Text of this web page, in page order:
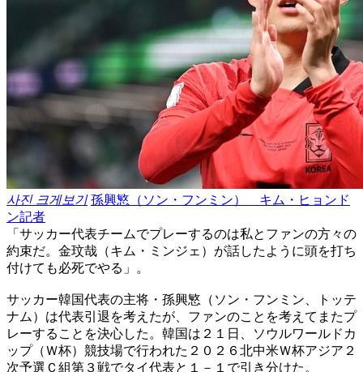
사진 크게보기 孫興慜（ソン・フンミン） キム・ヒョンド
ン記者
「サッカー代表チームでプレーするのは私とファンの方々の
約束だ。金玟哉（キム・ミンジェ）が話したように頭を打ち
付けても必死でやる」。
サッカー韓国代表の主将・孫興慜（ソン・フンミン、トッテ
ナム）は代表引退を考えたが、ファンのことを考えてまたプ
レーすることを決心した。韓国は２１日、ソウルワールドカ
ップ（Ｗ杯）競技場で行われた２０２６北中米Ｗ杯アジア２
次予選Ｃ組第３戦でタイ代表と１－１で引き分けた。